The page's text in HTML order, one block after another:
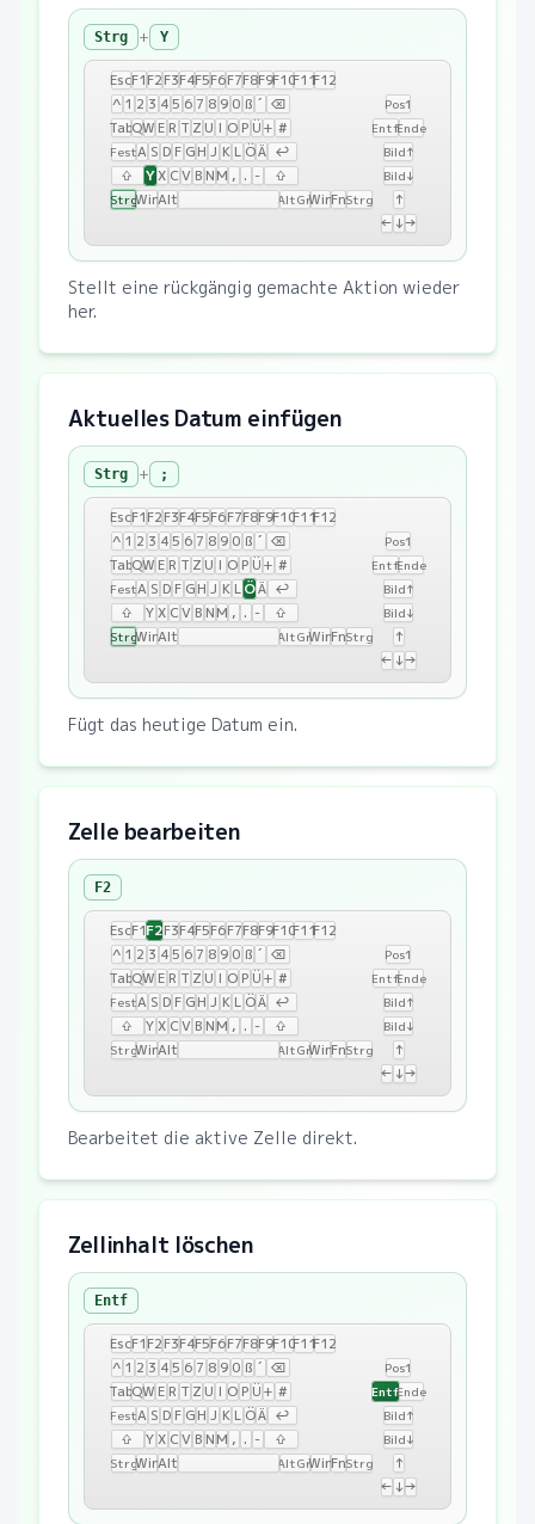
Strg + Y
EscF1F2F3F4F5F6F7F8F9F10F11F12
^ 1 2 3 4 5 6 7 8 9 0 ß ´ ⌫
TabQWE R T Z U I OP Ü+ #
FestA S D F GH J K L ÖÄ ↩
⇧
YX CVBNM , . - ⇧
StrgWinAlt AltGrWinFnStrg
Pos1
EntfEnde
Bild↑
Bild↓
↑
← ↓→
Stellt eine rückgängig gemachte Aktion wieder
her.
Aktuelles Datum einfügen
Strg + ;
EscF1F2F3F4F5F6F7F8F9F10F11F12
^ 1 2 3 4 5 6 7 8 9 0 ß ´ ⌫
TabQWE R T Z U I OP Ü+ #
FestA S D F GH J K LÖÄ ↩
⇧
Y X CVBNM , . - ⇧
StrgWinAlt AltGrWinFnStrg
Pos1
EntfEnde
Bild↑
Bild↓
↑
← ↓→
Fügt das heutige Datum ein.
Zelle bearbeiten
F2
EscF1F2F3F4F5F6F7F8F9F10F11F12
^ 1 2 3 4 5 6 7 8 9 0 ß ´ ⌫
TabQWE R T Z U I OP Ü+ #
FestA S D F GH J K L ÖÄ ↩
⇧
Y X CVBNM , . - ⇧
StrgWinAlt AltGrWinFnStrg
Pos1
EntfEnde
Bild↑
Bild↓
↑
← ↓→
Bearbeitet die aktive Zelle direkt.
Zellinhalt löschen
Entf
EscF1F2F3F4F5F6F7F8F9F10F11F12
^ 1 2 3 4 5 6 7 8 9 0 ß ´ ⌫
TabQWE R T Z U I OP Ü+ #
FestA S D F GH J K L ÖÄ ↩
⇧
Y X CVBNM , . - ⇧
StrgWinAlt AltGrWinFnStrg
Pos1
EntfEnde
Bild↑
Bild↓
↑
← ↓→